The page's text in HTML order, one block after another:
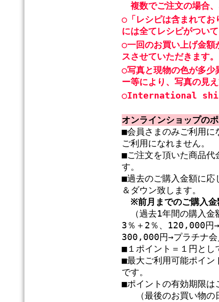
複数でご注文の場合
○「レシピは含まれてお
には全てレシピがつい
○一回のお買い上げ金
スさせていただきます。
○写真と現物の色が多少
ー等により、写真の見
○International
オンラインショップの
■会員さまのみご利用に
ご利用になれません。
■ご注文を頂いた商品代
す。
■過去のご購入金額に応
＆ダウン致します。
※前月までのご購入
（過去1年間の購入
3％＋2％、120,000円
300,000円→プラチナ会
■１ポイント＝１円とし
■最大ご利用可能ポイン
です。
■ポイントの有効期限は
（最後のお買い物の